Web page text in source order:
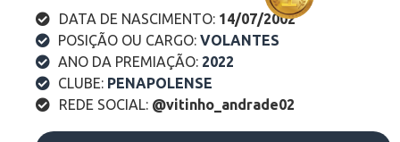
DATA DE NASCIMENTO: 14/07/2002
POSIÇÃO OU CARGO: VOLANTES
ANO DA PREMIAÇÃO: 2022
CLUBE: PENAPOLENSE
REDE SOCIAL: @vitinho_andrade02